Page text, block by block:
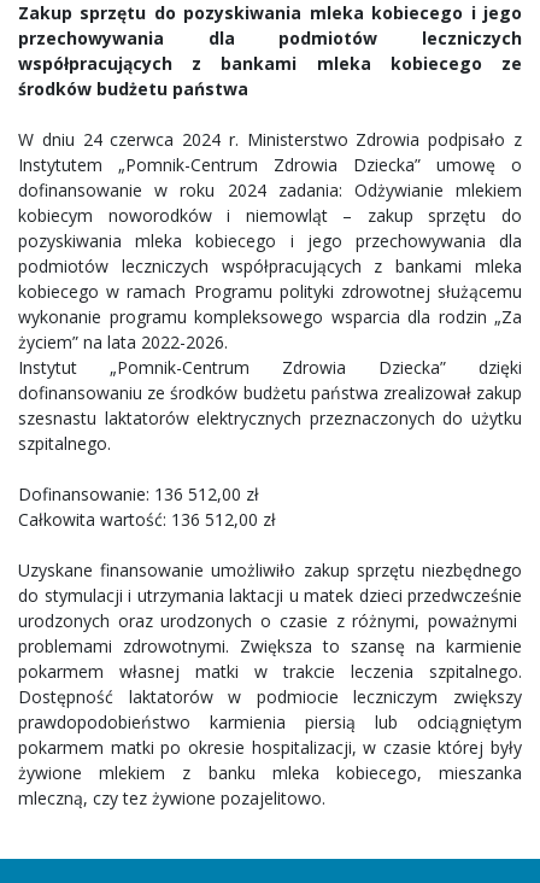
Zakup sprzętu do pozyskiwania mleka kobiecego i jego
przechowywania dla podmiotów leczniczych
współpracujących z bankami mleka kobiecego ze
środków budżetu państwa
W dniu 24 czerwca 2024 r. Ministerstwo Zdrowia podpisało z
Instytutem „Pomnik-Centrum Zdrowia Dziecka” umowę o
dofinansowanie w roku 2024 zadania: Odżywianie mlekiem
kobiecym noworodków i niemowląt – zakup sprzętu do
pozyskiwania mleka kobiecego i jego przechowywania dla
podmiotów leczniczych współpracujących z bankami mleka
kobiecego w ramach Programu polityki zdrowotnej służącemu
wykonanie programu kompleksowego wsparcia dla rodzin „Za
życiem” na lata 2022-2026.
Instytut „Pomnik-Centrum Zdrowia Dziecka” dzięki
dofinansowaniu ze środków budżetu państwa zrealizował zakup
szesnastu laktatorów elektrycznych przeznaczonych do użytku
szpitalnego.
Dofinansowanie: 136 512,00 zł
Całkowita wartość: 136 512,00 zł
Uzyskane finansowanie umożliwiło zakup sprzętu niezbędnego
do stymulacji i utrzymania laktacji u matek dzieci przedwcześnie
urodzonych oraz urodzonych o czasie z różnymi, poważnymi
problemami zdrowotnymi. Zwiększa to szansę na karmienie
pokarmem własnej matki w trakcie leczenia szpitalnego.
Dostępność laktatorów w podmiocie leczniczym zwiększy
prawdopodobieństwo karmienia piersią lub odciągniętym
pokarmem matki po okresie hospitalizacji, w czasie której były
żywione mlekiem z banku mleka kobiecego, mieszanka
mleczną, czy tez żywione pozajelitowo.